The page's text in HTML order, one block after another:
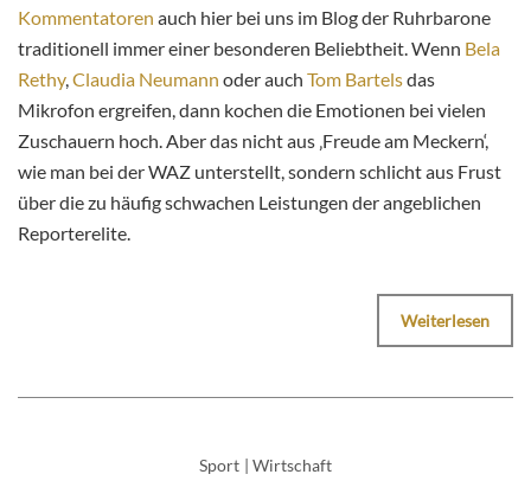
Kommentatoren auch hier bei uns im Blog der Ruhrbarone
traditionell immer einer besonderen Beliebtheit. Wenn Bela
Rethy,Claudia Neumann oder auch Tom Bartelsdas
Mikrofon ergreifen, dann kochen die Emotionen bei vielen
Zuschauern hoch. Aber das nicht aus ‚Freude am Meckern‘,
wie man bei der WAZ unterstellt, sondern schlicht aus Frust
über die zu häufig schwachen Leistungen der angeblichen
Reporterelite.
Weiterlesen
Sport | Wirtschaft